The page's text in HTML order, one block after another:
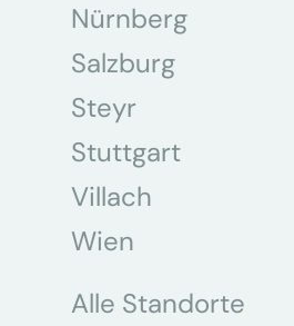
Nürnberg
Salzburg
Steyr
Stuttgart
Villach
Wien
Alle Standorte